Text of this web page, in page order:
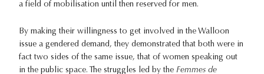
a field of mobilisation until then reserved for men.
By making their willingness to get involved in the Walloon
issue a gendered demand, they demonstrated that both were in
fact two sides of the same issue, that of women speaking out
in the public space. The struggles led by the Femmes de